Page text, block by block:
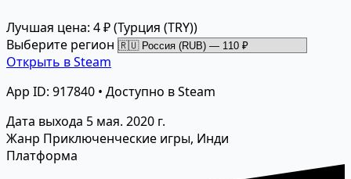
Лучшая цена: 4 ₽(Турция (TRY))
Выберите регион
Открыть в Steam
App ID: 917840 • Доступно в Steam
Дата выхода 5 мая. 2020 г.
Жанр Приключенческие игры, Инди
Платформа